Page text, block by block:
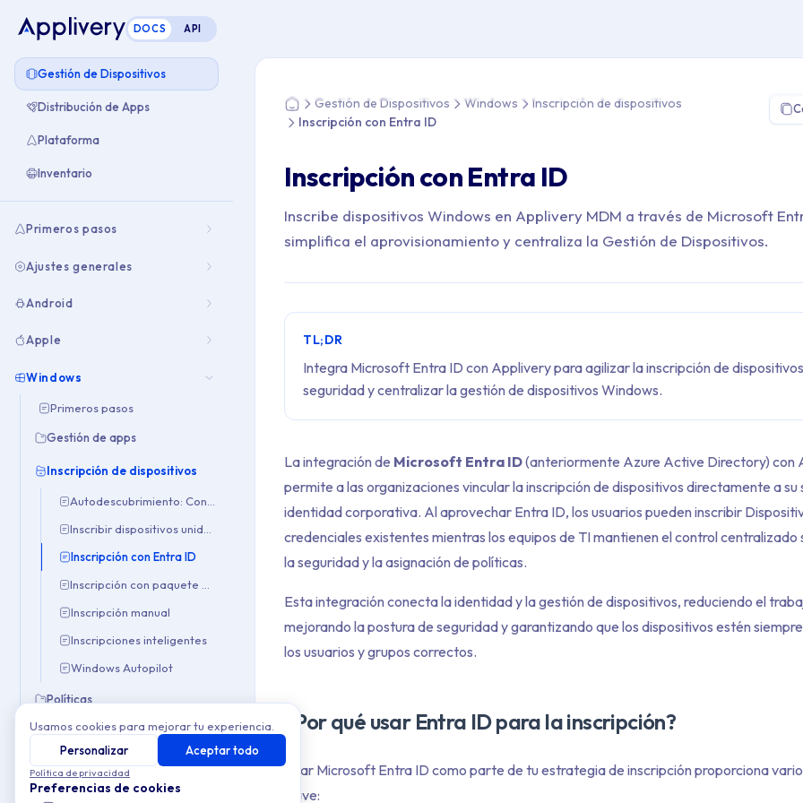
DOCS API
Gestión de Dispositivos
Distribución de Apps
Plataforma
Inventario
Primeros pasos
Ajustes generales
Android
Apple
Windows
Primeros pasos
Gestión de apps
Inscripción de dispositivos
Inscripción con Entra ID
Inscripción manual
Inscripciones inteligentes
Windows Autopilot
Políticas
Resolución de problemas
Integraciones
HomeGestión de Dispositivos Windows
Inscripción de dispositivos
Inscripción con Entra ID
Inscripción con Entra ID
Inscribe dispositivos Windows en Applivery MDM a través de Microsoft
simplifica el aprovisionamiento y centraliza la Gestión de Dispositivos.
TL;DR
Integra Microsoft Entra ID con Applivery para agilizar la inscripción de
seguridad y centralizar la gestión de dispositivos Windows.
La integración de Microsoft Entra ID(anteriormente Azure Active Directory) con
permite a las organizaciones vincular la inscripción de dispositivos directamente a su
identidad corporativa. Al aprovechar Entra ID, los usuarios pueden inscribir
credenciales existentes mientras los equipos de TI mantienen el control centralizado
la seguridad y la asignación de políticas.
Esta integración conecta la identidad y la gestión de dispositivos, reduciendo el
mejorando la postura de seguridad y garantizando que los dispositivos estén
los usuarios y grupos correctos.
¿Por qué usar Entra ID para la inscripción?
Usar Microsoft Entra ID como parte de tu estrategia de inscripción proporciona
clave:
Usamos cookies para mejorar tu experiencia.
Personalizar
Aceptar todo
Política de privacidad
Preferencias de cookies